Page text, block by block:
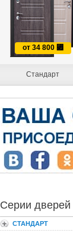
от 34 800 ⃏
Стандарт
Серии дверей
СТАНДАРТ